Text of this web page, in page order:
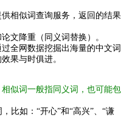
相似词查询服务，返回的结果
文降重（同义词替换）。
全网数据挖掘出海量的中文词
果与时俱进。
似词一般指同义词，也可能包
比如：“开心”和“高兴”、“谦